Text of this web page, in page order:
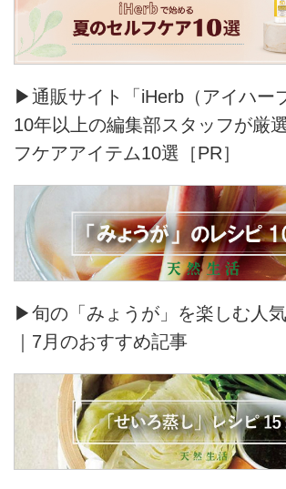
▶通販サイト「iHerb（アイハー
10年以上の編集部スタッフが厳
フケアアイテム10選［PR］
▶旬の「みょうが」を楽しむ人
｜7月のおすすめ記事